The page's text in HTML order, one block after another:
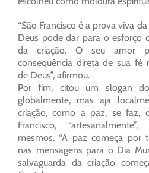
“São Francisco é a prova viva
Deus pode dar para o esforço
da criação. O seu amor
consequência direta de sua fé
de Deus”, afirmou.
Por fim, citou um slogan
globalmente, mas aja
criação, como a paz, se faz,
Francisco,
mesmos. “A paz começa por
nas mensagens para o Dia
salvaguarda da criação